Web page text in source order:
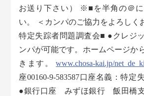
お送り下さい） ※■を半角の＠に
い。 ＜カンパのご協力をよろしく
特定失踪者問題調査会■ ●クレジ
ンパが可能です。ホームページか
きます。www.chosa-kai.jp/
座00160-9-583587口座名義：特定
●銀行口座 みずほ銀行 飯田橋